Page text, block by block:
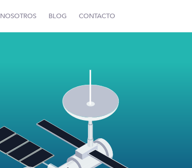
NOSOTROS BLOG CONTACTO